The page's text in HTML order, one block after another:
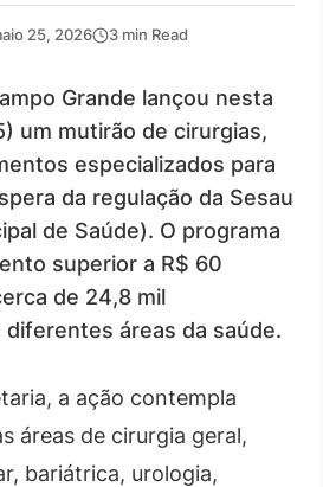
25, 2026 3 min Read
Grande lançou nesta
um mutirão de cirurgias,
especializados para
da regulação da Sesau
de Saúde). O programa
superior a R$ 60
de 24,8 mil
áreas da saúde.
a ação contempla
áreas de cirurgia geral,
bariátrica, urologia,